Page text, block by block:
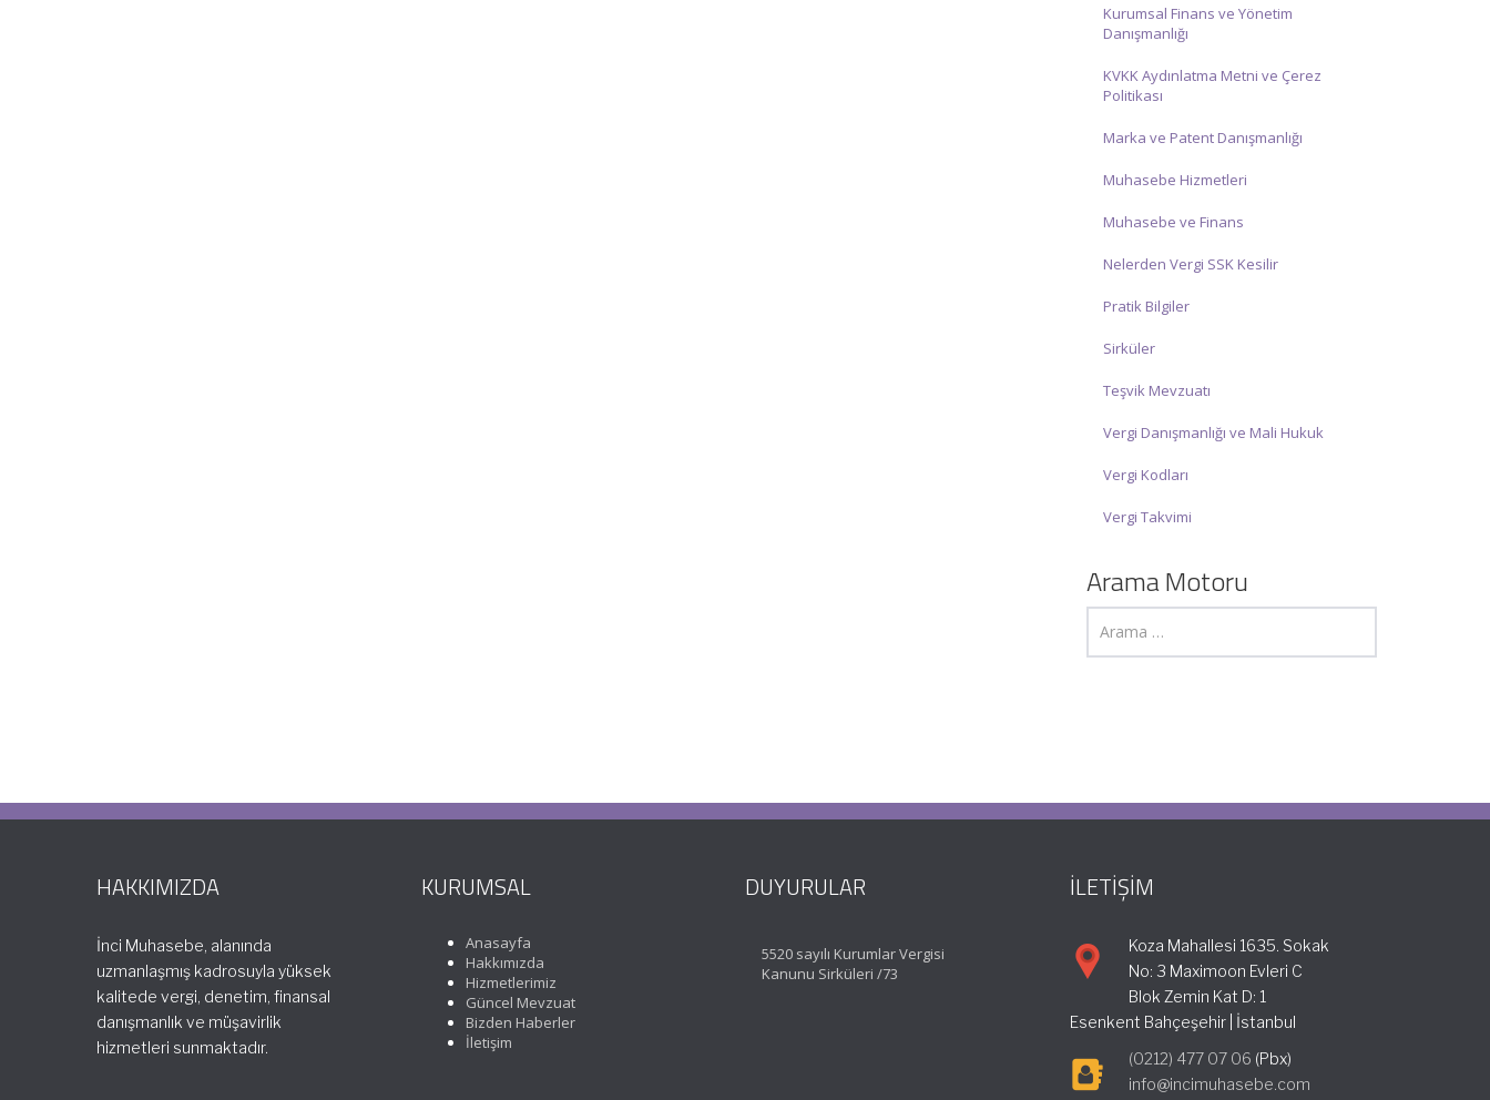
Kurumsal Finans ve Yönetim
Danışmanlığı
KVKK Aydınlatma Metni ve Çerez
Politikası
Marka ve Patent Danışmanlığı
Muhasebe Hizmetleri
Muhasebe ve Finans
Nelerden Vergi SSK Kesilir
Pratik Bilgiler
Sirküler
Teşvik Mevzuatı
Vergi Danışmanlığı ve Mali Hukuk
Vergi Kodları
Vergi Takvimi
Arama Motoru
HAKKIMIZDA
İnci Muhasebe, alanında
uzmanlaşmış kadrosuyla yüksek
kalitede vergi, denetim, finansal
danışmanlık ve müşavirlik
hizmetleri sunmaktadır.
KURUMSAL
Anasayfa
Hakkımızda
Hizmetlerimiz
Güncel Mevzuat
Bizden Haberler
İletişim
DUYURULAR
5520 sayılı Kurumlar Vergisi
Kanunu Sirküleri /73
İLETİŞİM
Koza Mahallesi 1635. Sokak
No: 3 Maximoon Evleri C
Blok Zemin Kat D: 1
Esenkent Bahçeşehir | İstanbul
(0212) 477 07 06 (Pbx)
info@incimuhasebe.com